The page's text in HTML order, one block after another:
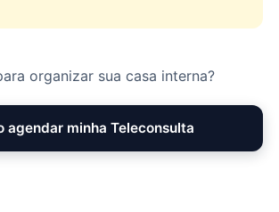
organizar sua casa interna?
agendar minha Teleconsulta